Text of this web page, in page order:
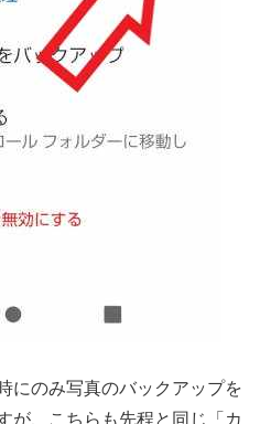
にのみ写真のバックアップを
が、こちらも先程と同じ「カ